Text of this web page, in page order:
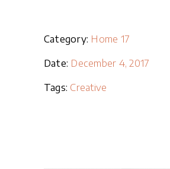
Category: Home 17
Date: December 4, 2017
Tags: Creative